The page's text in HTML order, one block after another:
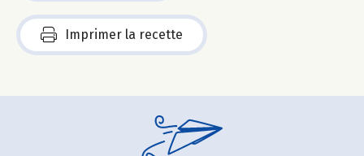
Imprimer la recette